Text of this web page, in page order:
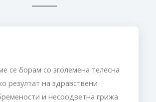
се борам со зголемена телесна
резултат на здравствени
и несоодветна грижа